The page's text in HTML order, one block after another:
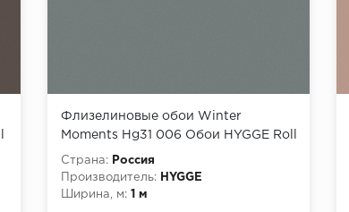
Флизелиновые обои Winter
Moments Hg31 006 Обои HYGGE Roll
(Winter Moments) (1*6) 10,05x1,00
флизелин
Страна:
Россия
Производитель:
HYGGE
Ширина, м:
1 м